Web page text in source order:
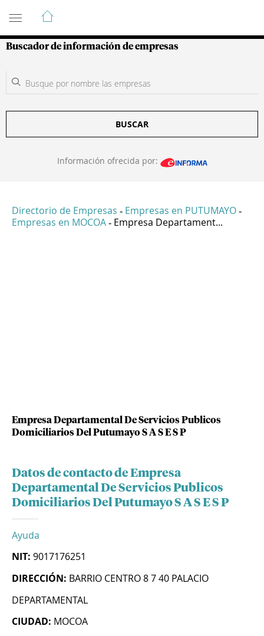
Guía de Empresas Colombianas
Buscador de información de empresas
BUSCAR
Información ofrecida por:
Directorio de Empresas - Empresas en PUTUMAYO -
Empresas en MOCOA - Empresa Departament...
Empresa Departamental De Servicios Publicos
Domiciliarios Del Putumayo S A S E S P
Datos de contacto de Empresa
Departamental De Servicios Publicos
Domiciliarios Del Putumayo S A S E S P
Ayuda
NIT: 9017176251
DIRECCIÓN: BARRIO CENTRO 8 7 40 PALACIO
DEPARTAMENTAL
CIUDAD: MOCOA